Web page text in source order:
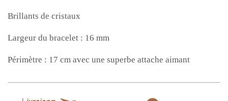
Brillants de cristaux
Largeur du bracelet : 16 mm
Périmètre : 17 cm avec une superbe attache aimant